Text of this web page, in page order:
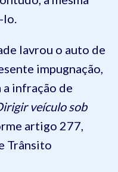
lavrou o auto de
impugnação,
infração de
veículo sob
artigo 277,
Trânsito